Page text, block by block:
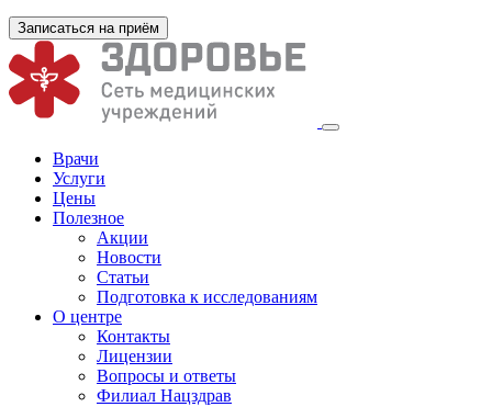
Записаться на приём
Врачи
Услуги
Цены
Полезное
Акции
Новости
Статьи
Подготовка к исследованиям
О центре
Контакты
Лицензии
Вопросы и ответы
Филиал Нацздрав